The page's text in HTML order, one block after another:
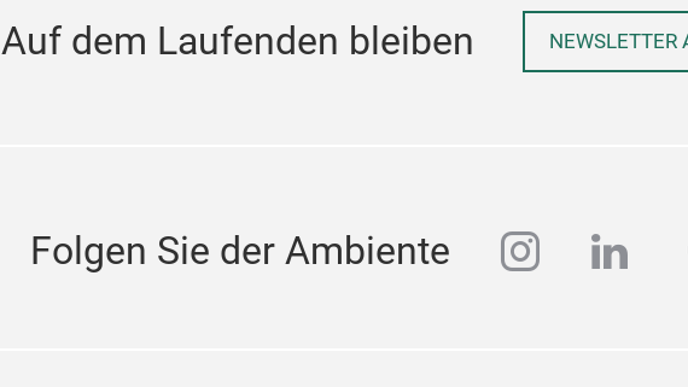
Auf dem Laufenden bleiben NEWSLETTER
Folgen Sie der Ambiente